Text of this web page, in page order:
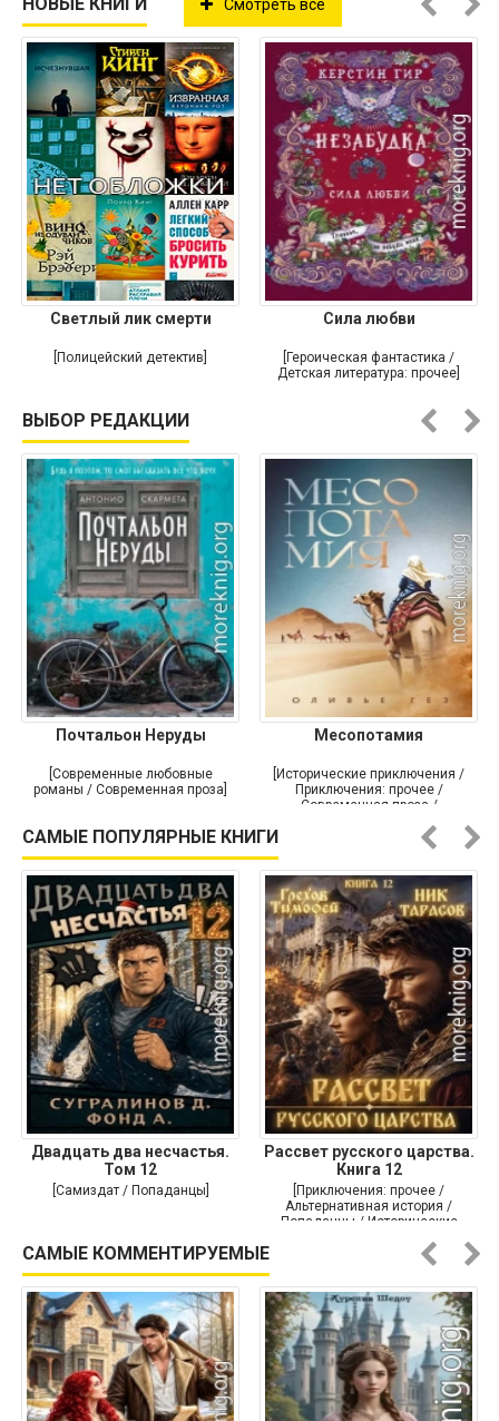
Смотреть все
Светлый лик смерти
[Полицейский детектив]
Сила любви
[Героическая фантастика /
Детская литература: прочее]
ВЫБОР РЕДАКЦИИ
Почтальон Неруды
[Современные любовные
романы / Современная проза]
Месопотамия
[Исторические приключения /
Приключения: прочее /
Современная проза /
САМЫЕ ПОПУЛЯРНЫЕ КНИГИ
Двадцать два несчастья.
Том 12
[Самиздат / Попаданцы]
Рассвет русского царства.
Книга 12
[Приключения: прочее /
Альтернативная история /
Попаданцы / Исторические
САМЫЕ КОММЕНТИРУЕМЫЕ